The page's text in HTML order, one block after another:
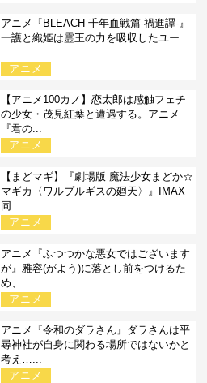
アニメ『BLEACH 千年血戦篇-禍進譚-』
一護と織姫は霊王の力を吸収したユー...
アニメ
【アニメ100カノ】恋太郎は感触フェチ
の少女・茂見紅葉と遭遇する。アニメ
『君の...
アニメ
【まどマギ】『劇場版 魔法少女まどか☆
マギカ〈ワルプルギスの廻天〉』IMAX
同...
アニメ
アニメ『ふつつかな悪女ではございます
が』雅容(がよう)に落とし前をつけるた
め、...
アニメ
アニメ『令和のダラさん』ダラさんは平
尋神社が自身に関わる場所ではないかと
考え…...
アニメ